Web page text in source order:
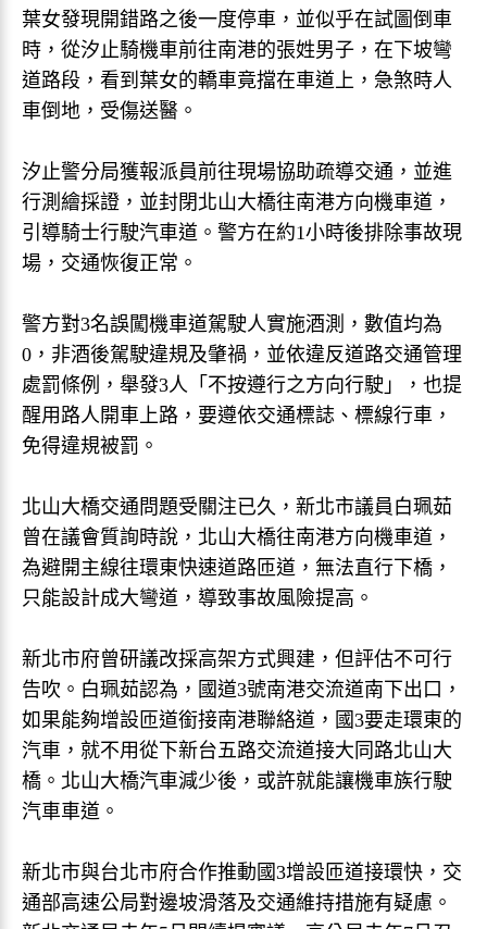
葉女發現開錯路之後一度停車，並似乎在試圖倒車
時，從汐止騎機車前往南港的張姓男子，在下坡彎
道路段，看到葉女的轎車竟擋在車道上，急煞時人
車倒地，受傷送醫。
汐止警分局獲報派員前往現場協助疏導交通，並進
行測繪採證，並封閉北山大橋往南港方向機車道，
引導騎士行駛汽車道。警方在約1小時後排除事故現
場，交通恢復正常。
警方對3名誤闖機車道駕駛人實施酒測，數值均為
0，非酒後駕駛違規及肇禍，並依違反道路交通管理
處罰條例，舉發3人「不按遵行之方向行駛」，也提
醒用路人開車上路，要遵依交通標誌、標線行車，
免得違規被罰。
北山大橋交通問題受關注已久，新北市議員白珮茹
曾在議會質詢時說，北山大橋往南港方向機車道，
為避開主線往環東快速道路匝道，無法直行下橋，
只能設計成大彎道，導致事故風險提高。
新北市府曾研議改採高架方式興建，但評估不可行
告吹。白珮茹認為，國道3號南港交流道南下出口，
如果能夠增設匝道銜接南港聯絡道，國3要走環東的
汽車，就不用從下新台五路交流道接大同路北山大
橋。北山大橋汽車減少後，或許就能讓機車族行駛
汽車車道。
新北市與台北市府合作推動國3增設匝道接環快，交
通部高速公局對邊坡滑落及交通維持措施有疑慮。